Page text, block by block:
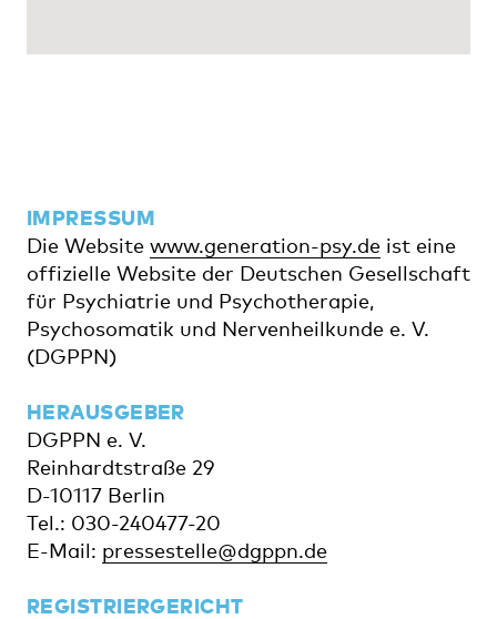
IMPRESSUM
Die Website www.generation-psy.de ist eine
offizielle Website der Deutschen Gesellschaft
für Psychiatrie und Psychotherapie,
Psychosomatik und Nervenheilkunde e. V.
(DGPPN)
HERAUSGEBER
DGPPN e. V.
Reinhardtstraße 29
D-10117 Berlin
Tel.: 030-240477-20
E-Mail: pressestelle@dgppn.de
REGISTRIERGERICHT